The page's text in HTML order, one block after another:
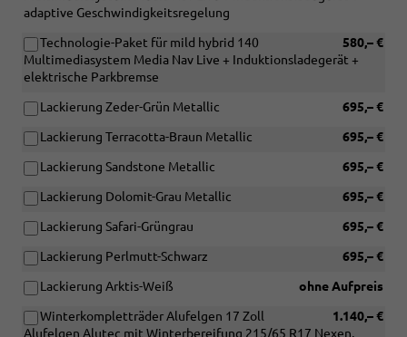
adaptive Geschwindigkeitsregelung
580,– €
Technologie-Paket für mild hybrid 140
Multimediasystem Media Nav Live + Induktionsladegerät +
elektrische Parkbremse
695,– €
Lackierung Zeder-Grün Metallic
695,– €
Lackierung Terracotta-Braun Metallic
695,– €
Lackierung Sandstone Metallic
695,– €
Lackierung Dolomit-Grau Metallic
695,– €
Lackierung Safari-Grüngrau
695,– €
Lackierung Perlmutt-Schwarz
ohne Aufpreis
Lackierung Arktis-Weiß
1.140,– €
Winterkompletträder Alufelgen 17 Zoll
Alufelgen Alutec mit Winterbereifung 215/65 R17 Nexen,